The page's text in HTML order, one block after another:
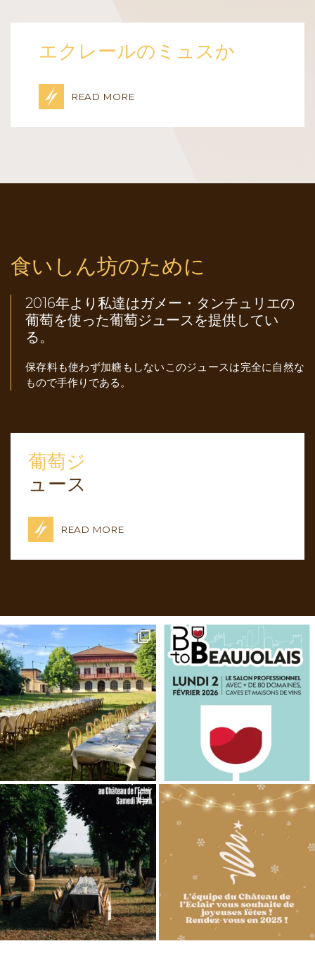
エクレールのミュスか
READ MORE
食いしん坊のために
2016年より私達はガメー・タンチュリエの
葡萄を使った葡萄ジュースを提供してい
る。
保存料も使わず加糖もしないこのジュースは完全に自然な
もので手作りである。
葡萄ジ
ュース
READ MORE